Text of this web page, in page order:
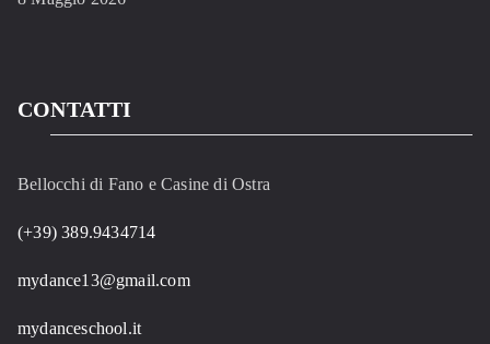
CONTATTI
Bellocchi di Fano e Casine di Ostra
(+39) 389.9434714
mydance13@gmail.com
mydanceschool.it